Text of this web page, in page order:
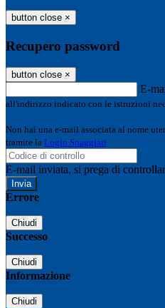
button close ×
Recupero password
button close ×
E-
all'indirizzo indicato con le istruzioni
Non hai una e-mail associata al nome
tramite la Login Spaggiari
E-mail inviata, si prega di
Errore
Chiudi
Successo
Chiudi
Informazione
Chiudi